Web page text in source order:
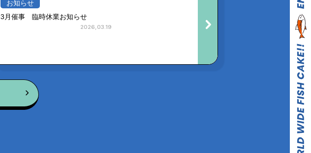
お知らせ
3月催事 臨時休業お知らせ
2026,03.19